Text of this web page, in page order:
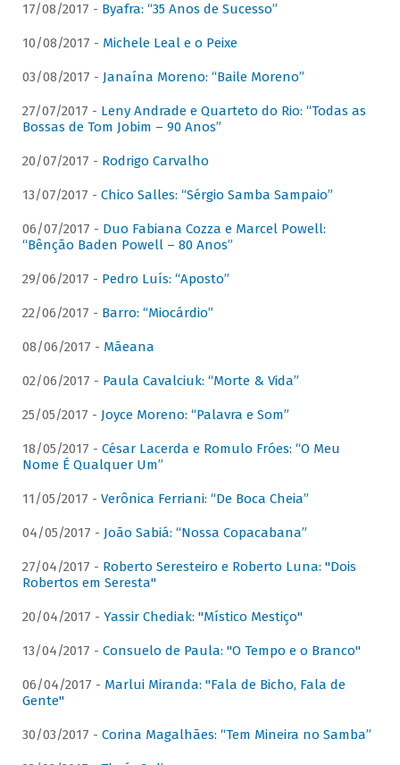
17/08/2017 - Byafra: “35 Anos de Sucesso”
10/08/2017 - Michele Leal e o Peixe
03/08/2017 - Janaína Moreno: “Baile Moreno”
27/07/2017 - Leny Andrade e Quarteto do Rio: “Todas as
Bossas de Tom Jobim – 90 Anos”
20/07/2017 - Rodrigo Carvalho
13/07/2017 - Chico Salles: “Sérgio Samba Sampaio”
06/07/2017 - Duo Fabiana Cozza e Marcel Powell:
“Bênção Baden Powell – 80 Anos”
29/06/2017 - Pedro Luís: “Aposto”
22/06/2017 - Barro: “Miocárdio”
08/06/2017 - Mãeana
02/06/2017 - Paula Cavalciuk: “Morte & Vida”
25/05/2017 - Joyce Moreno: “Palavra e Som”
18/05/2017 - César Lacerda e Romulo Fróes: “O Meu
Nome É Qualquer Um”
11/05/2017 - Verônica Ferriani: “De Boca Cheia”
04/05/2017 - João Sabiá: “Nossa Copacabana”
27/04/2017 - Roberto Seresteiro e Roberto Luna: "Dois
Robertos em Seresta"
20/04/2017 - Yassir Chediak: "Místico Mestiço"
13/04/2017 - Consuelo de Paula: "O Tempo e o Branco"
06/04/2017 - Marlui Miranda: "Fala de Bicho, Fala de
Gente"
30/03/2017 - Corina Magalhães: “Tem Mineira no Samba”